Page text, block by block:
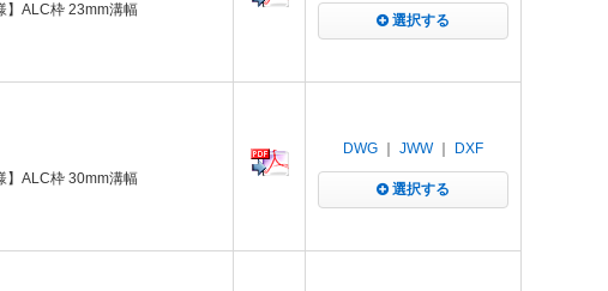
】ALC枠 23mm溝幅
選択する
】ALC枠 30mm溝幅
DWG JWW｜ DXF
選択する